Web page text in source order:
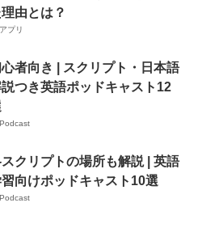
由とは？
アプリ
者向き | スクリプト・日本語
つき英語ポッドキャスト12
Podcast
クリプトの場所も解説 | 英語
向けポッドキャスト10選
Podcast